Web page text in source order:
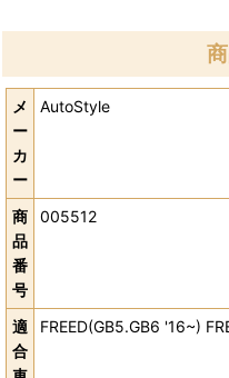
メ
ー
カ
ー
AutoStyle
商
品
番
号
005512
適
合
FREED(GB5.GB6 '16~)